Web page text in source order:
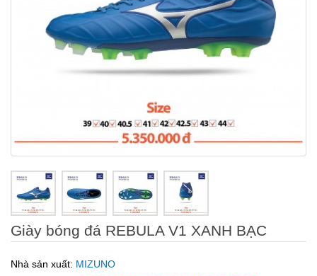
Giày bóng đá REBULA V1 XANH BẠC
Nhà sản xuất: MIZUNO